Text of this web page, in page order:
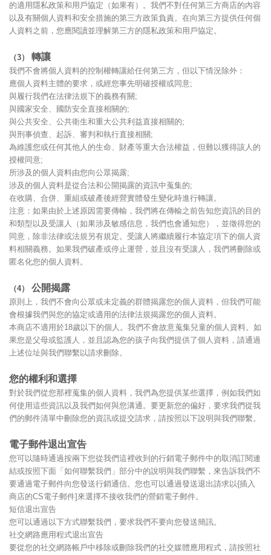
的適用隱私政策和用戶協定（如果有）。我們不對任何第三方商店的內容
以及有關個人資料和安全措施的第三方政策負責。在向第三方提供任何個
人資料之前，您應閱讀並理解第三方的隱私政策和用戶協定。
（3） 轉讓
我們不會將個人資料的控制權轉讓給任何第三方，但以下情況除外：
應個人資料主體的要求，或經您事先明確授權或同意;
與履行我們在法律法規下的義務有關;
與國家安全、國防安全直接相關的;
與公共安全、公共衛生和重大公共利益直接相關的;
與刑事偵查、起訴、審判和執行直接相關;
為維護您或任何其他人的生命、財產等重大合法權益，但難以獲得該人的
授權同意;
所涉及的個人資料由您向公眾揭露;
涉及的個人資料是從合法和公開揭露的資訊中蒐集的;
在收購、合併、重組或破產後經營實體發生變化時進行轉讓。
注意：如果由於上述原因需要傳輸，我們將在傳輸之前告知您資訊的目的
和類型以及受讓人（如果涉及敏感信息，我們也會通知您），並徵得您的
同意，除非法律或法規另有規定。受讓人將繼續履行本協定項下的個人資
料相關義務。如果我們破產或停止運營，並且沒有受讓人，我們將刪除或
匿名化您的個人資料。
（4） 公開揭露
原則上，我們不會向公眾或未定義的群體揭露您的個人資料，但我們可能
會根據我們與您的協定或適用的法律法規揭露您的個人資料。
本商店不適用於18歲以下的個人。我們不會故意蒐集兒童的個人資料。如
果您是父母或監護人，並且認為您的孩子向我們提供了個人資料，請通過
上述位址與我們聯繫以請求刪除。
您的權利和選擇
對於我們從您那裡蒐集的個人資料，我們為您提供某些選擇，例如我們如
何使用這些資訊以及我們如何與您溝通。要更新您的偏好，要求我們從我
們的郵件清單中刪除您的資訊或提交請求，請按照以下說明與我們聯繫。
電子郵件退出宣告
您可以隨時通過按兩下您從我們這裡收到的行銷電子郵件中的取消訂閱連
結或按照下面「如何聯繫我們」部分中的說明與我們聯繫，來告訴我們不
要通過電子郵件向您發送行銷通信。您也可以通過發送退出請求以{插入
商店的CS電子郵件]來選擇不接收我們的營銷電子郵件。
短信退出宣告
您可以通過以下方式聯繫我們，要求我們不要向您發送簡訊。
社交網路應用程式退出宣告
要從您的社交網路帳戶中移除或刪除我們的社交媒體應用程式，請按照社